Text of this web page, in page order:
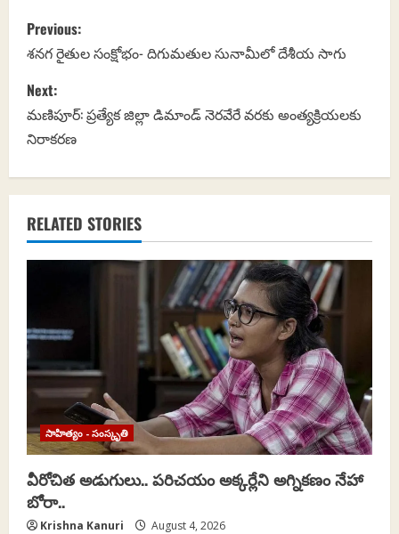
P
o
s
t
n
a
v
g
a
t
i
o
n
Previous:
శనగ రైతుల సంక్షోభం- దిగుమతుల సునామీలో దేశీయ సాగు
Next:
మణిపూర్: ప్రత్యేక జిల్లా డిమాండ్ నెరవేరే వరకు అంత్యక్రియలకు
నిరాకరణ
RELATED STORIES
సాహిత్యం - సంస్కృతి
వీరోచిత అడుగులు.. పరిచయం అక్కర్లేని అగ్నికణం నేహా
బోరా..
Krishna Kanuri August 4, 2026